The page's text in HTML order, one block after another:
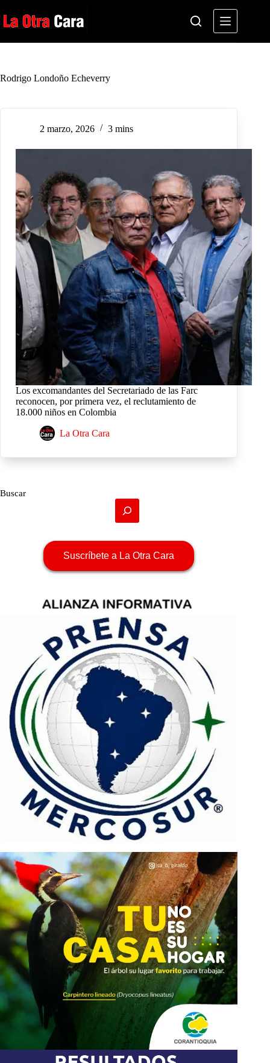
al
contenido
Rodrigo Londoño Echeverry
2 marzo, 2026 3 mins
Los excomandantes del Secretariado de las Farc
reconocen, por primera vez, el reclutamiento de
18.000 niños en Colombia
La Otra Cara
Buscar
Suscríbete a La Otra Cara